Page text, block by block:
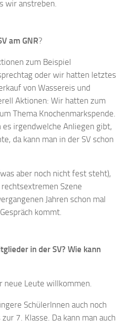
wir anstreben.
am GNR?
zum Beispiel
oder wir hatten letztes
von Wassereis und
Aktionen: Wir hatten zum
Thema Knochenmarkspende.
irgendwelche Anliegen gibt,
da kann man in der SV schon
aber noch nicht fest steht),
Szene
Jahren schon mal
kommt.
in der SV? Wie kann
neue Leute willkommen.
SchülerInnen auch noch
7. Klasse. Da kann man auch